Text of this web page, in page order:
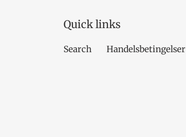
Quick links
Search Handelsbetingelser